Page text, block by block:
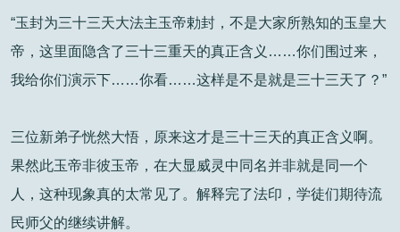
“玉封为三十三天大法主玉帝勅封，不是大家所熟知的玉皇大
帝，这里面隐含了三十三重天的真正含义……你们围过来，
我给你们演示下……你看……这样是不是就是三十三天了？”
三位新弟子恍然大悟，原来这才是三十三天的真正含义啊。
果然此玉帝非彼玉帝，在大显威灵中同名并非就是同一个
人，这种现象真的太常见了。解释完了法印，学徒们期待流
民师父的继续讲解。